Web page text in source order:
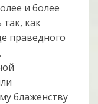
и более
как
праведного
блаженству